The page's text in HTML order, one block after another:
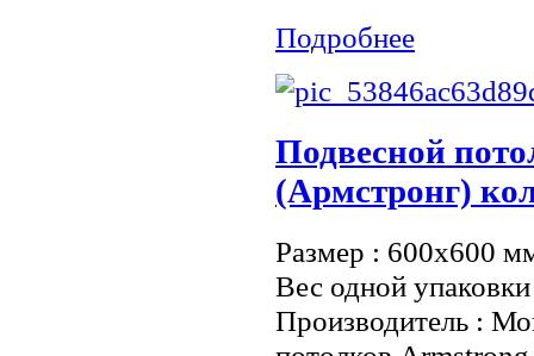
Подробнее
Подвесной
(Армстронг)
Размер : 600х600
Вес одной
Производитель :